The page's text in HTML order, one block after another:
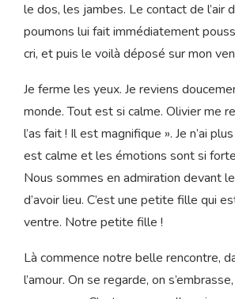
Une contraction arrive, j’ai besoin de
le cercle de feu. Ça chauffe, ça tire, ça
Et puis la contraction ne se calme
nouveau et je sens glisser mon bébé
le dos, les jambes. Le contact de l’air
poumons lui fait immédiatement
cri, et puis le voilà déposé sur mon
Je ferme les yeux. Je reviens
monde. Tout est si calme. Olivier me
est calme et les émotions sont si
Nous sommes en admiration devant